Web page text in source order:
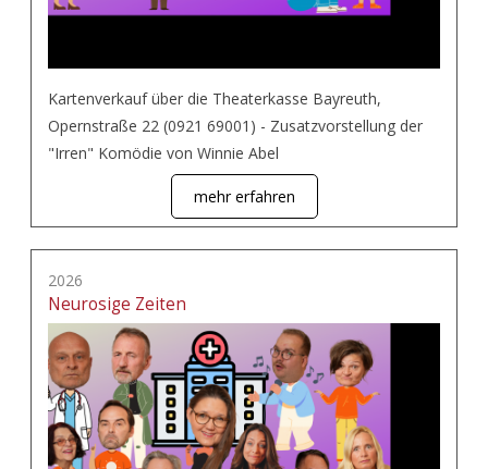
Kartenverkauf über die Theaterkasse Bayreuth,
Opernstraße 22 (0921 69001) - Zusatzvorstellung der
"Irren" Komödie von Winnie Abel
mehr erfahren
2026
Neurosige Zeiten